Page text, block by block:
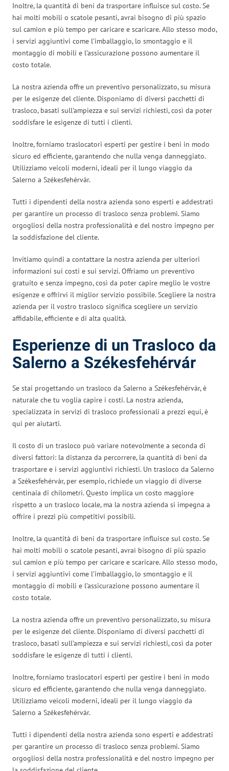
Inoltre, la quantità di beni da trasportare influisce sul costo. Se
hai molti mobili o scatole pesanti, avrai bisogno di più spazio
sul camion e più tempo per caricare e scaricare. Allo stesso modo,
i servizi aggiuntivi come l’imballaggio, lo smontaggio e il
montaggio di mobili e l’assicurazione possono aumentare il
costo totale.
La nostra azienda offre un preventivo personalizzato, su misura
per le esigenze del cliente. Disponiamo di diversi pacchetti di
trasloco, basati sull’ampiezza e sui servizi richiesti, così da poter
soddisfare le esigenze di tutti i clienti.
Inoltre, forniamo traslocatori esperti per gestire i beni in modo
sicuro ed efficiente, garantendo che nulla venga danneggiato.
Utilizziamo veicoli moderni, ideali per il lungo viaggio da
Salerno a Székesfehérvár.
Tutti i dipendenti della nostra azienda sono esperti e addestrati
per garantire un processo di trasloco senza problemi. Siamo
orgogliosi della nostra professionalità e del nostro impegno per
la soddisfazione del cliente.
Invitiamo quindi a contattare la nostra azienda per ulteriori
informazioni sui costi e sui servizi. Offriamo un preventivo
gratuito e senza impegno, così da poter capire meglio le vostre
esigenze e offrirvi il miglior servizio possibile. Scegliere la nostra
azienda per il vostro trasloco significa scegliere un servizio
affidabile, efficiente e di alta qualità.
Esperienze di un Trasloco da
Salerno a Székesfehérvár
Se stai progettando un trasloco da Salerno a Székesfehérvár, è
naturale che tu voglia capire i costi. La nostra azienda,
specializzata in servizi di trasloco professionali a prezzi equi, è
qui per aiutarti.
Il costo di un trasloco può variare notevolmente a seconda di
diversi fattori: la distanza da percorrere, la quantità di beni da
trasportare e i servizi aggiuntivi richiesti. Un trasloco da Salerno
a Székesfehérvár, per esempio, richiede un viaggio di diverse
centinaia di chilometri. Questo implica un costo maggiore
rispetto a un trasloco locale, ma la nostra azienda si impegna a
offrire i prezzi più competitivi possibili.
Inoltre, la quantità di beni da trasportare influisce sul costo. Se
hai molti mobili o scatole pesanti, avrai bisogno di più spazio
sul camion e più tempo per caricare e scaricare. Allo stesso modo,
i servizi aggiuntivi come l’imballaggio, lo smontaggio e il
montaggio di mobili e l’assicurazione possono aumentare il
costo totale.
La nostra azienda offre un preventivo personalizzato, su misura
per le esigenze del cliente. Disponiamo di diversi pacchetti di
trasloco, basati sull’ampiezza e sui servizi richiesti, così da poter
soddisfare le esigenze di tutti i clienti.
Inoltre, forniamo traslocatori esperti per gestire i beni in modo
sicuro ed efficiente, garantendo che nulla venga danneggiato.
Utilizziamo veicoli moderni, ideali per il lungo viaggio da
Salerno a Székesfehérvár.
Tutti i dipendenti della nostra azienda sono esperti e addestrati
per garantire un processo di trasloco senza problemi. Siamo
orgogliosi della nostra professionalità e del nostro impegno per